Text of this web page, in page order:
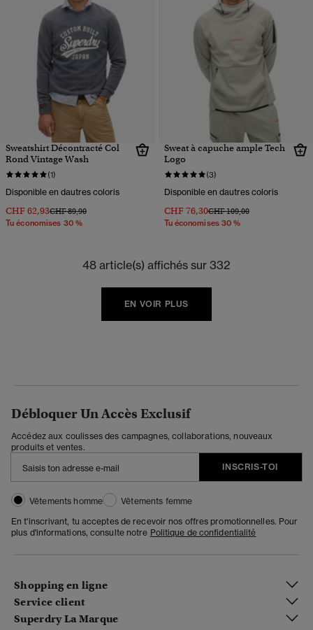
Sweatshirt Décontracté Col
Rond Vintage Wash
(1)
Disponible en dautres coloris
CHF 62,93Prix réduit de
CHF 89,90à
Tu économises 30 %
Sweat à capuche ample Tech
Logo
(3)
Disponible en dautres coloris
CHF 76,30Prix réduit de
CHF 109,00à
Tu économises 30 %
48 article(s) affichés sur 332
EN VOIR PLUS
Débloquer Un Accès Exclusif
Accédez aux coulisses des campagnes, collaborations, nouveaux
produits et ventes.
INSCRIS-TOI
Vêtements homme
Vêtements femme
En t'inscrivant, tu acceptes de recevoir nos offres promotionnelles. Pour
plus d'informations, consulte notre Politique de confidentialité
Shopping en ligne
Service client
Superdry La Marque